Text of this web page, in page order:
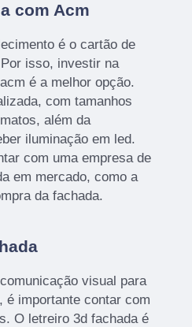
com Acm
é o cartão de
isso, investir na
é a melhor opção.
com tamanhos
além da
iluminação em led.
com uma empresa de
em mercado, como a
da fachada.
visual para
é importante contar com
O letreiro 3d fachada é